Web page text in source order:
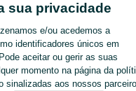
nova para contactares
sua privacidade
e/ou acedemos a
identificadores únicos em
aceitar ou gerir as suas
momento na página da
sinalizadas aos nossos